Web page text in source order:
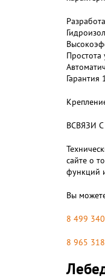
Простота
Гарантия
ВСВЯЗИ
сайте о
функций
Вы
8 499
8 965